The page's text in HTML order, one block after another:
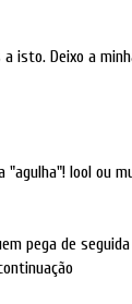
isto. Deixo a
"agulha"! lool ou
pega de